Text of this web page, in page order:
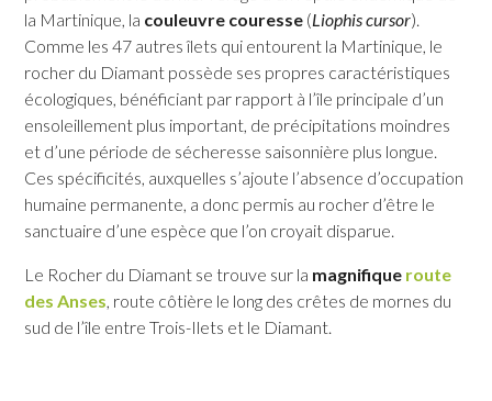
la Martinique, la couleuvre couresse (Liophis cursor).
Comme les 47 autres îlets qui entourent la Martinique, le
rocher du Diamant possède ses propres caractéristiques
écologiques, bénéficiant par rapport à l’île principale d’un
ensoleillement plus important, de précipitations moindres
et d’une période de sécheresse saisonnière plus longue.
Ces spécificités, auxquelles s’ajoute l’absence d’occupation
humaine permanente, a donc permis au rocher d’être le
sanctuaire d’une espèce que l’on croyait disparue.
Le Rocher du Diamant se trouve sur la magnifique route
des Anses , route côtière le long des crêtes de mornes du
sud de l’île entre Trois-Ilets et le Diamant.